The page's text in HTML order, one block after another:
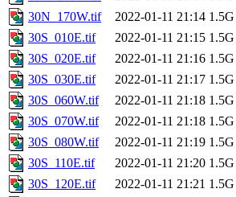
30N_170W.tif
2022-01-11 21:14 1.5G
30S_010E.tif
2022-01-11 21:15 1.5G
30S_020E.tif
2022-01-11 21:16 1.5G
30S_030E.tif
2022-01-11 21:17 1.5G
30S_060W.tif
2022-01-11 21:18 1.5G
30S_070W.tif
2022-01-11 21:18 1.5G
30S_080W.tif
2022-01-11 21:19 1.5G
30S_110E.tif
2022-01-11 21:20 1.5G
30S_120E.tif
2022-01-11 21:21 1.5G